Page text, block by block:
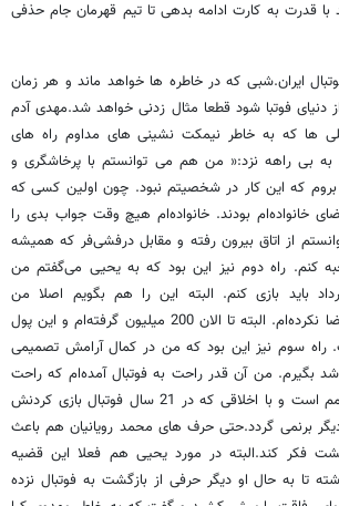
با قدرت به کارت ادامه بدهی تا تیم قهرمان جام حذفی
ایران.شبی که در خاطره ها خواهد ماند و هر زمان
فوتبا شود قطعا مثال زدنی خواهد شد.مهدی آدم
ها که به خاطر نیمکت نشینی های مداوم راه های
بی راهه نزد:« من هم می توانستم با پرخاشگری و
بروم که این کار در شخصیتم نبود. چون اولین کسی که
خانواده‌ام بودند. خانواده‌ام هیچ وقت جواب بدی را
از اتاق بیرون رفته و مقابل درفشی‌فر که همیشه
کنم. راه دوم نیز این بود که به یحیی می‌گفتم من
باید بازی کنم. البته این را هم بگویم اصلا من
قراردادی با پرسپولیس امضا نکرده‌ام. البته تا الان 200 میلیون گرفته‌ام و این پول
راه سوم نیز این بود که من در کمال آرامش تصمیمی
بگیرم. من آن قدر راحت به فوتبال آمده‌ام که راحت
هم از آن بروم. »کیا مصمم است و با اخلاقی که در 21 سال فوتبال بازی کردنش
برنمی گردد.حتی حرف های محمد رویانیان هم باعث
فکر کند.البته در مورد یحیی هم فعلا این قضیه
تا به حال او دیگر حرفی از بازگشت به فوتبال نزده